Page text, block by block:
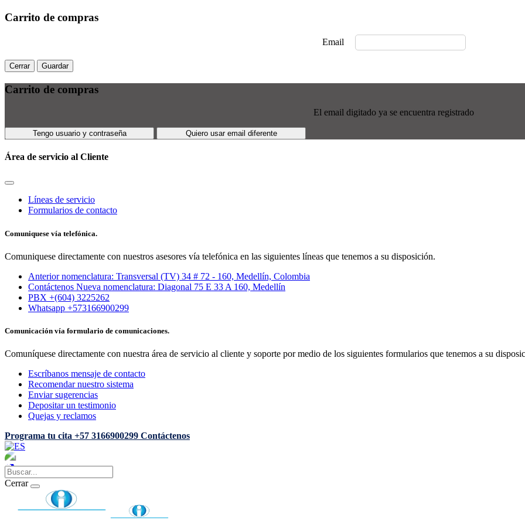
Carrito de compras
Email
Cerrar Guardar
Carrito de compras
El email digitado ya se encuentra registrado
Tengo usuario y contraseña Quiero usar email diferente
Área de servicio al Cliente
Líneas de servicio
Formularios de contacto
Comuniquese vía telefónica.
Comuniquese directamente con nuestros asesores vía telefónica en las siguientes líneas que tenemos a su disposición.
Anterior nomenclatura: Transversal (TV) 34 # 72 - 160, Medellín, Colombia
Contáctenos Nueva nomenclatura: Diagonal 75 E 33 A 160, Medellín
PBX +(604) 3225262
Whatsapp +573166900299
Comunicación vía formulario de comunicaciones.
Comuníquese directamente con nuestra área de servicio al cliente y soporte por medio de los siguientes formularios que tenemos a su
Escríbanos mensaje de contacto
Recomendar nuestro sistema
Enviar sugerencias
Depositar un testimonio
Quejas y reclamos
Programa tu cita +57 3166900299 Contáctenos
Cerrar